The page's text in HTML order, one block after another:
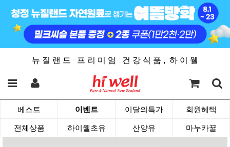
뉴 질 랜 드 프 리 미 엄 건 강 식 품 , 하 이 웰
베스트 이벤트 이달의특가 회원혜택
전체상품 하이웰초유 산양유 마누카꿀